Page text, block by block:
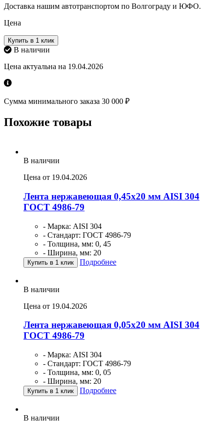
Доставка нашим автотранспортом по Волгограду и ЮФО.
Цена
Купить в 1 клик
В наличии
Цена актуальна на 19.04.2026
Сумма минимального заказа 30 000 ₽
Похожие товары
В наличии
Цена от 19.04.2026
Лента нержавеющая 0,45х20 мм AISI 304
ГОСТ 4986-79
- Марка: AISI 304
- Стандарт: ГОСТ 4986-79
- Толщина, мм: 0, 45
- Ширина, мм: 20
Купить в 1 клик Подробнее
В наличии
Цена от 19.04.2026
Лента нержавеющая 0,05х20 мм AISI 304
ГОСТ 4986-79
- Марка: AISI 304
- Стандарт: ГОСТ 4986-79
- Толщина, мм: 0, 05
- Ширина, мм: 20
Купить в 1 клик Подробнее
В наличии